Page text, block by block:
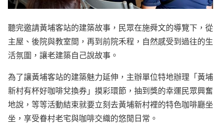
聽完邀請黃埔客站的建築故事，民眾在施舜文的導覽下，從
主屋、後院與教室間，再到前院禾程，自然感受到過往的生
活氛圍，讓老建築自己說故事。
為了讓黃埔客站的建築魅力延伸，主辦單位特地辦理「黃埔
新村有杯好咖啡兌換券」摸彩環節，抽到獎的幸運民眾興奮
地說，等等活動結束就要立刻去黃埔新村裡的特色咖啡廳坐
坐，享受眷村老宅與咖啡交織的悠閒日常。